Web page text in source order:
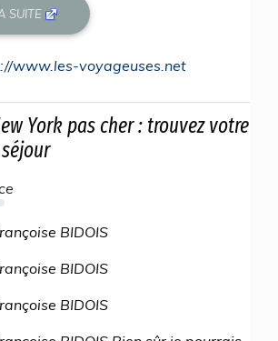
SUITE
www.les-voyageuses.net
York pas cher : trouvez votre
BIDOIS
BIDOIS
BIDOIS